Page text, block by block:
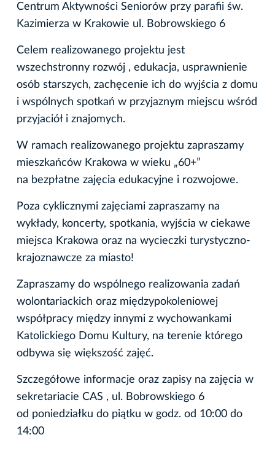
Centrum Aktywności Seniorów przy parafii św.
Kazimierza w Krakowie ul. Bobrowskiego 6
Celem realizowanego projektu jest
wszechstronny rozwój , edukacja, usprawnienie
osób starszych, zachęcenie ich do wyjścia z domu
i wspólnych spotkań w przyjaznym miejscu wśród
przyjaciół i znajomych.
W ramach realizowanego projektu zapraszamy
mieszkańców Krakowa w wieku „60+”
na bezpłatne zajęcia edukacyjne i rozwojowe.
Poza cyklicznymi zajęciami zapraszamy na
wykłady, koncerty, spotkania, wyjścia w ciekawe
miejsca Krakowa oraz na wycieczki turystyczno-
krajoznawcze za miasto!
Zapraszamy do wspólnego realizowania zadań
wolontariackich oraz międzypokoleniowej
współpracy między innymi z wychowankami
Katolickiego Domu Kultury, na terenie którego
odbywa się większość zajęć.
Szczegółowe informacje oraz zapisy na zajęcia w
sekretariacie CAS , ul. Bobrowskiego 6
od poniedziałku do piątku w godz. od 10:00 do
14:00